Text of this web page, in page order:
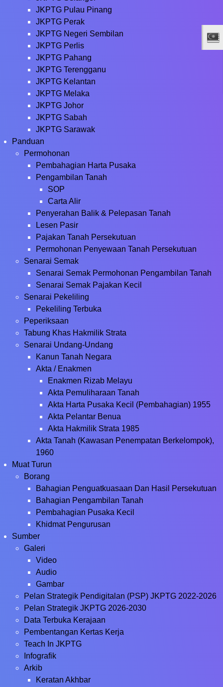
JKPTG Pulau Pinang
JKPTG Perak
JKPTG Negeri Sembilan
JKPTG Perlis
JKPTG Pahang
JKPTG Terengganu
JKPTG Kelantan
JKPTG Melaka
JKPTG Johor
JKPTG Sabah
JKPTG Sarawak
Panduan
Permohonan
Pembahagian Harta Pusaka
Pengambilan Tanah
SOP
Carta Alir
Penyerahan Balik & Pelepasan Tanah
Lesen Pasir
Pajakan Tanah Persekutuan
Permohonan Penyewaan Tanah Persekutuan
Senarai Semak
Senarai Semak Permohonan Pengambilan Tanah
Senarai Semak Pajakan Kecil
Senarai Pekeliling
Pekeliling Terbuka
Peperiksaan
Tabung Khas Hakmilik Strata
Senarai Undang-Undang
Kanun Tanah Negara
Akta / Enakmen
Enakmen Rizab Melayu
Akta Pemuliharaan Tanah
Akta Harta Pusaka Kecil (Pembahagian) 1955
Akta Pelantar Benua
Akta Hakmilik Strata 1985
Akta Tanah (Kawasan Penempatan Berkelompok),
1960
Muat Turun
Borang
Bahagian Penguatkuasaan Dan Hasil Persekutuan
Bahagian Pengambilan Tanah
Pembahagian Pusaka Kecil
Khidmat Pengurusan
Sumber
Galeri
Video
Audio
Gambar
Pelan Strategik Pendigitalan (PSP) JKPTG 2022-2026
Pelan Strategik JKPTG 2026-2030
Data Terbuka Kerajaan
Pembentangan Kertas Kerja
Teach In JKPTG
Infografik
Arkib
Keratan Akhbar